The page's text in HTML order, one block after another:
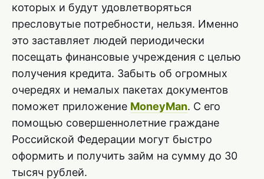
которых и будут удовлетворяться
пресловутые потребности, нельзя. Именно
это заставляет людей периодически
посещать финансовые учреждения с целью
получения кредита. Забыть об огромных
очередях и немалых пакетах документов
поможет приложение MoneyMan. С его
помощью совершеннолетние граждане
Российской Федерации могут быстро
оформить и получить займ на сумму до 30
тысяч рублей.